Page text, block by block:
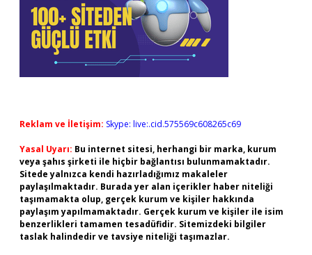
Reklam ve İletişim: Skype: live:.cid.575569c608265c69
Yasal Uyarı: Bu internet sitesi, herhangi bir marka, kurum
veya şahıs şirketi ile hiçbir bağlantısı bulunmamaktadır.
Sitede yalnızca kendi hazırladığımız makaleler
paylaşılmaktadır. Burada yer alan içerikler haber niteliği
taşımamakta olup, gerçek kurum ve kişiler hakkında
paylaşım yapılmamaktadır. Gerçek kurum ve kişiler ile isim
benzerlikleri tamamen tesadüfidir. Sitemizdeki bilgiler
taslak halindedir ve tavsiye niteliği taşımazlar.